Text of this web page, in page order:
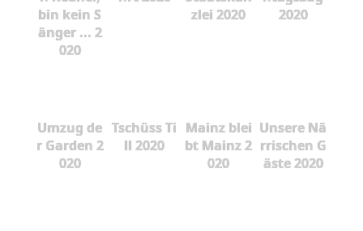
bin kein S
änger ... 2
020
zlei 2020
2020
Umzug de
r Garden 2
020
Tschüss Ti
ll 2020
Mainz blei
bt Mainz 2
020
Unsere Nä
rrischen G
äste 2020